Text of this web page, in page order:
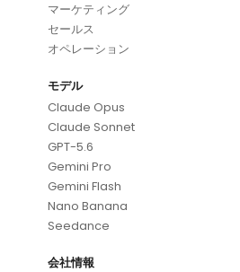
マーケティング
セールス
オペレーション
モデル
Claude Opus
Claude Sonnet
GPT-5.6
Gemini Pro
Gemini Flash
Nano Banana
Seedance
会社情報